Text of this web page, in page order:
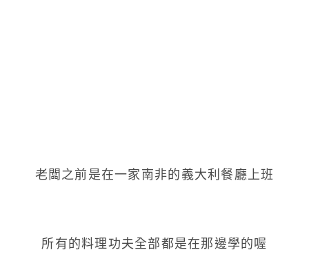
老闆之前是在一家南非的義大利餐廳上班
所有的料理功夫全部都是在那邊學的喔